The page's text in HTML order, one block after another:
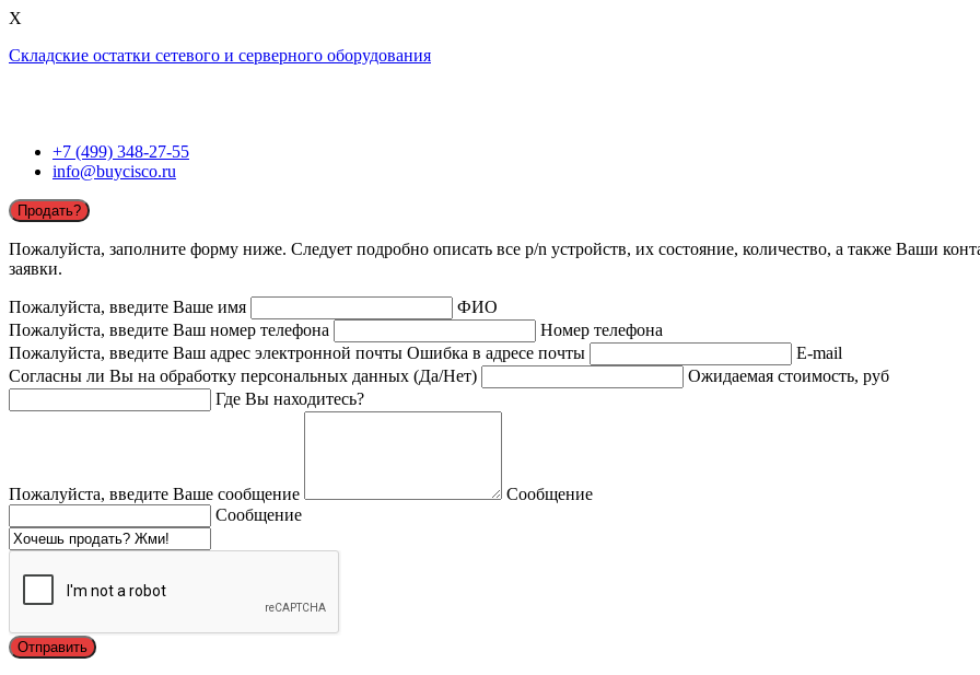
X
Складские остатки сетевого и серверного оборудования
+7 (499) 348-27-55
info@buycisco.ru
Продать?
Пожалуйста, заполните форму ниже. Следует подробно описать все p/n устройств, их состояние, количество, а также Ваши
заявки.
Пожалуйста, введите Ваше имя
ФИО
Пожалуйста, введите Ваш номер телефона
Номер телефона
Пожалуйста, введите Ваш адрес электронной почты Ошибка в адресе почты
E-mail
Согласны ли Вы на обработку персональных данных (Да/Нет)
Ожидаемая стоимость, руб
Где Вы находитесь?
Пожалуйста, введите Ваше сообщение
Сообщение
Сообщение